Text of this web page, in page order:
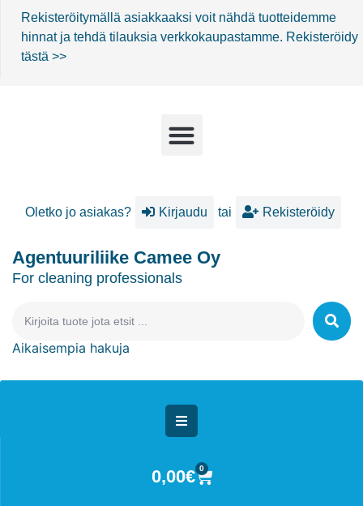
Rekisteröitymällä asiakkaaksi voit nähdä tuotteidemme
hinnat ja tehdä tilauksia verkkokaupastamme. Rekisteröidy
tästä >>
Oletko jo asiakas? Kirjaudu tai Rekisteröidy
Agentuuriliike Camee Oy
For cleaning professionals
Aikaisempia hakuja
0,00€ 0